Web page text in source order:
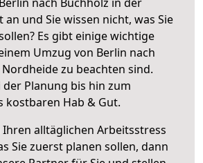
und Sie wissen nicht, was Sie
Es gibt einige wichtige
Umzug von Berlin nach
zu beachten sind.
Planung bis hin zum
kostbaren Hab & Gut.
Ihren alltäglichen Arbeitsstress
Sie zuerst planen sollen, dann